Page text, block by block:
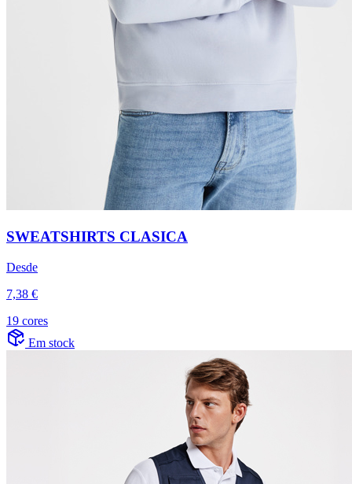
SWEATSHIRTS CLASICA
Desde
7,38 €
19 cores
Em stock